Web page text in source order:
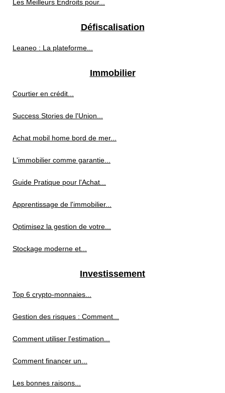
Les Meilleurs Endroits pour...
Défiscalisation
Leaneo : La plateforme...
Immobilier
Courtier en crédit...
Success Stories de l'Union...
Achat mobil home bord de mer...
L'immobilier comme garantie...
Guide Pratique pour l'Achat...
Apprentissage de l'immobilier...
Optimisez la gestion de votre...
Stockage moderne et...
Investissement
Top 6 crypto-monnaies...
Gestion des risques : Comment...
Comment utiliser l'estimation...
Comment financer un...
Les bonnes raisons...